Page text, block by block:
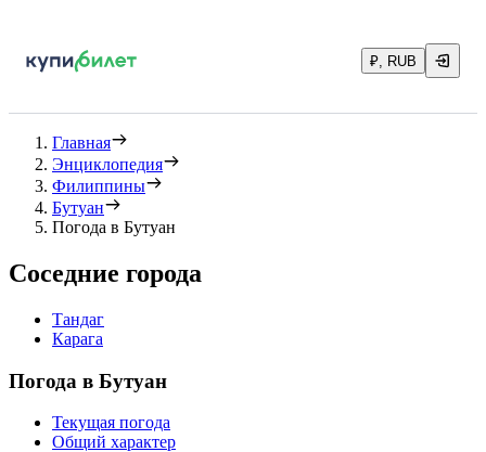
₽, RUB
Главная
Энциклопедия
Филиппины
Бутуан
Погода в Бутуан
Соседние города
Тандаг
Карага
Погода в Бутуан
Текущая погода
Общий характер